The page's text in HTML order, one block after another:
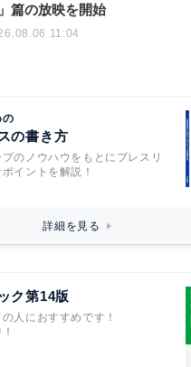
篇の放映を開始
11:04
の
の書き方
のノウハウをもとにプレスリ
イントを解説！
詳細を見る
ク第14版
人におすすめです！